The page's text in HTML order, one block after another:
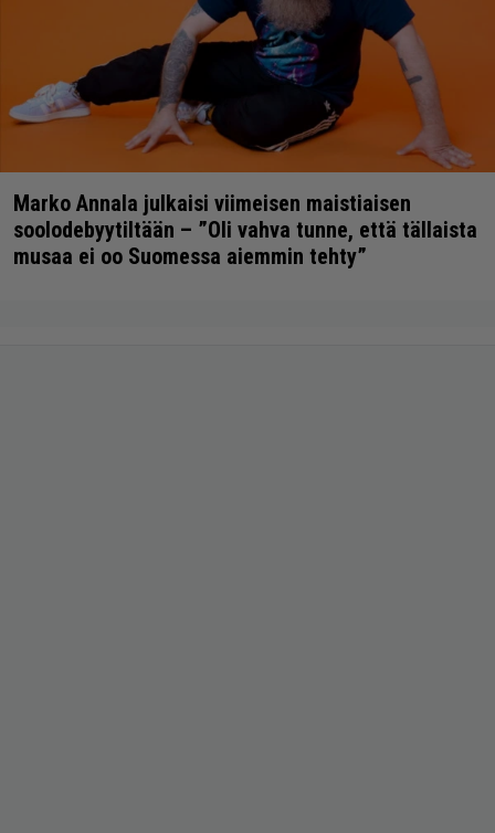
Marko Annala julkaisi viimeisen maistiaisen
soolodebyytiltään – ”Oli vahva tunne, että tällaista
musaa ei oo Suomessa aiemmin tehty”